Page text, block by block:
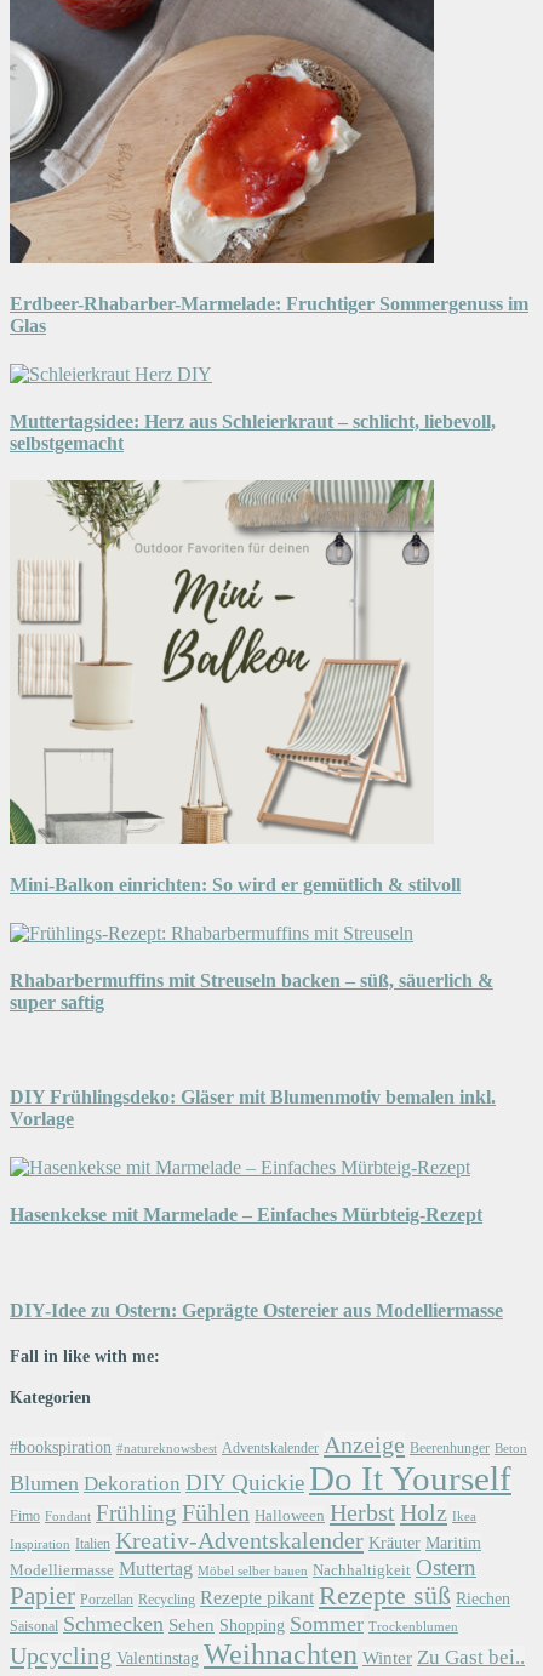
Erdbeer-Rhabarber-Marmelade: Fruchtiger Sommergenuss im
Glas
Muttertagsidee: Herz aus Schleierkraut – schlicht, liebevoll,
selbstgemacht
Mini-Balkon einrichten: So wird er gemütlich & stilvoll
Rhabarbermuffins mit Streuseln backen – süß, säuerlich &
super saftig
DIY Frühlingsdeko: Gläser mit Blumenmotiv bemalen inkl.
Vorlage
Hasenkekse mit Marmelade – Einfaches Mürbteig-Rezept
DIY-Idee zu Ostern: Geprägte Ostereier aus Modelliermasse
Fall in like with me:
Kategorien
#bookspiration #natureknowsbest Adventskalender Anzeige Beerenhunger Beton
Blumen Dekoration DIY Quickie Do It Yourself
Fimo Fondant Frühling Fühlen Halloween Herbst Holz Ikea
Inspiration Italien Kreativ-Adventskalender Kräuter Maritim
Modelliermasse Muttertag Möbel selber bauen Nachhaltigkeit Ostern
Papier Porzellan Recycling Rezepte pikant Rezepte süß Riechen
Saisonal Schmecken Sehen Shopping Sommer Trockenblumen
Upcycling Valentinstag Weihnachten Winter Zu Gast bei..